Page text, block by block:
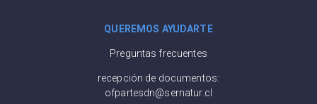
QUEREMOS AYUDARTE
Preguntas frecuentes
recepción de documentos:
ofpartesdn@sernatur.cl